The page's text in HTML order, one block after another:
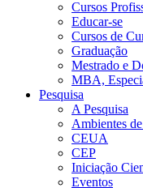
Cursos
Educar-se
Cursos de
Graduação
Mestrado e
MBA,
Pesquisa
A Pesquisa
Ambientes
CEUA
CEP
Iniciação
Eventos